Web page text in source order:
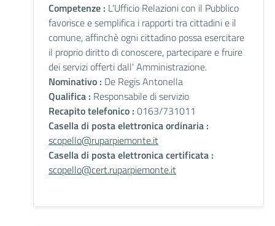
Competenze : L'Ufficio Relazioni con il Pubblico
favorisce e semplifica i rapporti tra cittadini e il
comune, affinchè ogni cittadino possa esercitare
il proprio diritto di conoscere, partecipare e fruire
dei servizi offerti dall' Amministrazione.
Nominativo : De Regis Antonella
Qualifica : Responsabile di servizio
Recapito telefonico : 0163/731011
Casella di posta elettronica ordinaria :
scopello@ruparpiemonte.it
Casella di posta elettronica certificata :
scopello@cert.ruparpiemonte.it